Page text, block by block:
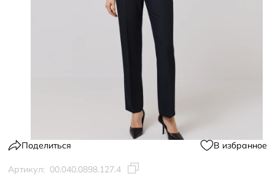
Поделиться В избранное
Артикул: 00.040.0898.127.4